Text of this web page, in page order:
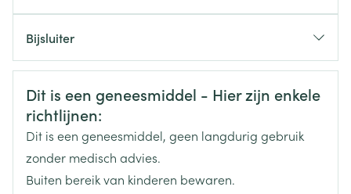
Organisaties
CSP BENELUX, Daiichi Sankyo
Merken
Breedte 73 mm
Bijsluiter
Nederlands
Nederlands
Duits
Duits
Frans Frans
Veiligheidsinformatie
Dit is een geneesmiddel - Hier zijn enkele
richtlijnen:
Dit is een geneesmiddel, geen langdurig gebruik
zonder medisch advies.
Buiten bereik van kinderen bewaren.